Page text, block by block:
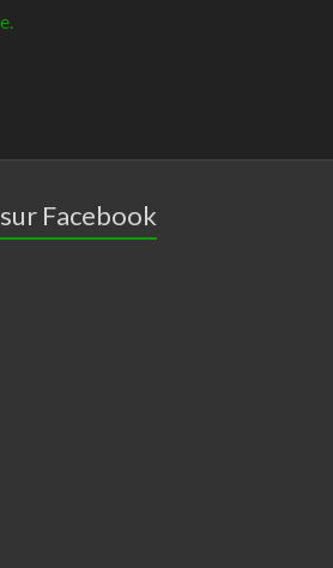
Facebook